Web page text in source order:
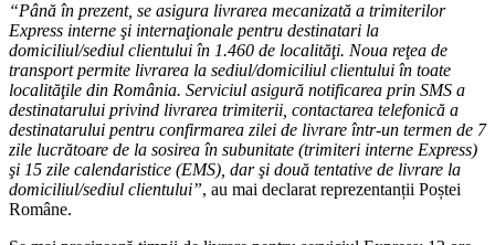
“Până în prezent, se asigura livrarea mecanizată a trimiterilor
Express interne şi internaţionale pentru destinatari la
domiciliul/sediul clientului în 1.460 de localităţi. Noua reţea de
transport permite livrarea la sediul/domiciliul clientului în toate
localităţile din România. Serviciul asigură notificarea prin SMS a
destinatarului privind livrarea trimiterii, contactarea telefonică a
destinatarului pentru confirmarea zilei de livrare într-un termen de 7
zile lucrătoare de la sosirea în subunitate (trimiteri interne Express)
şi 15 zile calendaristice (EMS), dar şi două tentative de livrare la
domiciliul/sediul clientului”, au mai declarat reprezentanții Poștei
Române.